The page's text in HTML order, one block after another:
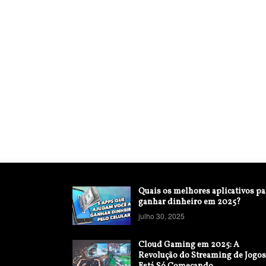
Quais os melhores aplicativos
ganhar dinheiro em 2025?
julho 30, 2025
Cloud Gaming em 2025: A
Revolução do Streaming de Jogos